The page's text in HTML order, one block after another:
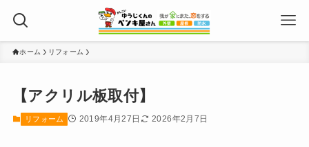
ホーム リフォーム
【アクリル板取付】
リフォーム 2019年4月27日 2026年2月7日